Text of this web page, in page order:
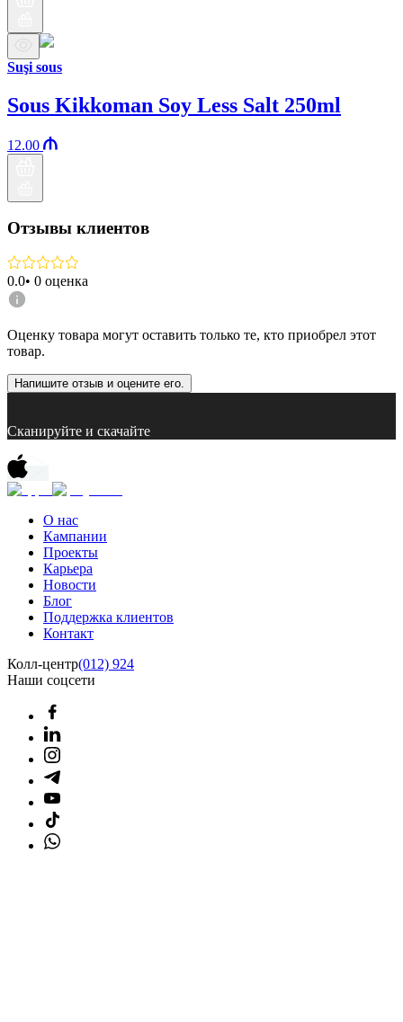
Suşi sous
Sous Kikkoman Soy Less Salt 250ml
12.00
Отзывы клиентов
0.0• 0 оценка
Оценку товара могут оставить только те, кто приобрел этот
товар.
Напишите отзыв и оцените его.
Сканируйте и скачайте
О нас
Кампании
Проекты
Карьера
Новости
Блог
Поддержка клиентов
Контакт
Колл-центр(012) 924
Наши соцсети